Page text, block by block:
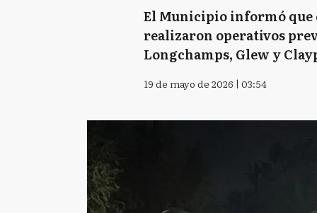
El Municipio informó que
realizaron operativos
Longchamps, Glew y
19 de mayo de 2026 | 03:54